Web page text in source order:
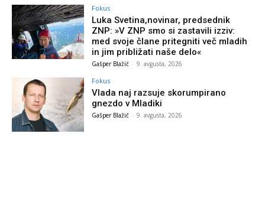
Fokus
Luka Svetina,novinar, predsednik
ZNP: »V ZNP smo si zastavili izziv:
med svoje člane pritegniti več mladih
in jim približati naše delo«
Gašper Blažič - 9. avgusta, 2026
Fokus
Vlada naj razsuje skorumpirano
gnezdo v Mladiki
Gašper Blažič - 9. avgusta, 2026